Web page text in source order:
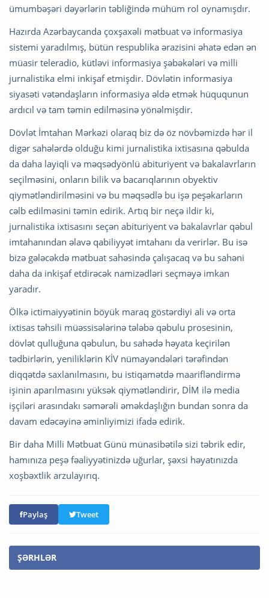
ümumbəşəri dəyərlərin təbliğində mühüm rol oynamışdır.
Hazırda Azərbaycanda çoxşaxəli mətbuat və informasiya
sistemi yaradılmış, bütün respublika ərazisini əhatə edən ən
müasir teleradio, kütləvi informasiya şəbəkələri və milli
jurnalistika elmi inkişaf etmişdir. Dövlətin informasiya
siyasəti vətəndaşların informasiya əldə etmək hüququnun
ardıcıl və tam təmin edilməsinə yönəlmişdir.
Dövlət İmtahan Mərkəzi olaraq biz də öz növbəmizdə hər il
digər sahələrdə olduğu kimi jurnalistika ixtisasına qəbulda
da daha layiqli və məqsədyönlü abituriyent və bakalavrların
seçilməsini, onların bilik və bacarıqlarının obyektiv
qiymətləndirilməsini və bu məqsədlə bu işə peşəkarların
cəlb edilməsini təmin edirik. Artıq bir neçə ildir ki,
jurnalistika ixtisasını seçən abituriyent və bakalavrlar qəbul
imtahanından əlavə qabiliyyət imtahanı da verirlər. Bu isə
bizə gələcəkdə mətbuat sahəsində çalışacaq və bu sahəni
daha da inkişaf etdirəcək namizədləri seçməyə imkan
yaradır.
Ölkə ictimaiyyətinin böyük maraq göstərdiyi ali və orta
ixtisas təhsili müəssisələrinə tələbə qəbulu prosesinin,
dövlət qulluğuna qəbulun, bu sahədə həyata keçirilən
tədbirlərin, yeniliklərin KİV nümayəndələri tərəfindən
diqqətdə saxlanılmasını, bu istiqamətdə maarifləndirmə
işinin aparılmasını yüksək qiymətləndirir, DİM ilə media
işçiləri arasındakı səmərəli əməkdaşlığın bundan sonra da
davam edəcəyinə əminliyimizi ifadə edirik.
Bir daha Milli Mətbuat Günü münasibətilə sizi təbrik edir,
hamınıza peşə fəaliyyətinizdə uğurlar, şəxsi həyatınızda
xoşbəxtlik arzulayırıq.
Paylaş Tweet
ŞƏRHLƏR